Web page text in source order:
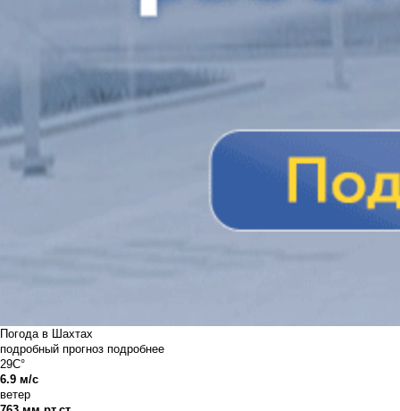
Погода в Шахтах
подробный прогноз подробнее
29C°
6.9 м/с
ветер